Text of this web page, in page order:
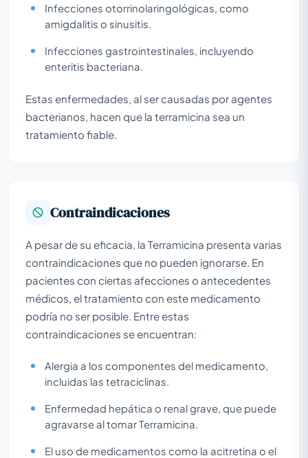
Infecciones otorrinolaringológicas, como
amigdalitis o sinusitis.
Infecciones gastrointestinales, incluyendo
enteritis bacteriana.
Estas enfermedades, al ser causadas por agentes
bacterianos, hacen que la terramicina sea un
tratamiento fiable.
Contraindicaciones
A pesar de su eficacia, la Terramicina presenta varias
contraindicaciones que no pueden ignorarse. En
pacientes con ciertas afecciones o antecedentes
médicos, el tratamiento con este medicamento
podría no ser posible. Entre estas
contraindicaciones se encuentran:
Alergia a los componentes del medicamento,
incluidas las tetraciclinas.
Enfermedad hepática o renal grave, que puede
agravarse al tomar Terramicina.
El uso de medicamentos como la acitretina o el